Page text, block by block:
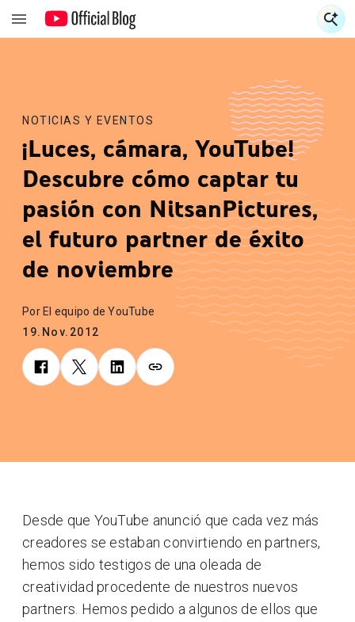
NOTICIAS Y EVENTOS
¡Luces, cámara, YouTube!
Descubre cómo captar tu
pasión con NitsanPictures,
el futuro partner de éxito
de noviembre
Por El equipo de YouTube
19.Nov.2012
Desde que YouTube anunció que cada vez más
creadores se estaban convirtiendo en partners,
hemos sido testigos de una oleada de
creatividad procedente de nuestros nuevos
partners. Hemos pedido a algunos de ellos que